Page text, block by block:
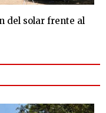
del solar frente al